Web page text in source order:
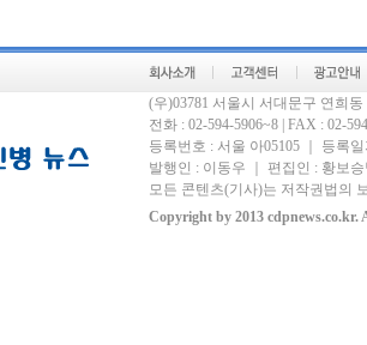
(우)03781 서울시 서대문구 연희
전화 : 02-594-5906~8 | FAX : 02-
등록번호 : 서울 아05105 ｜ 등록
발행인 : 이동우 ｜ 편집인 : 황보
모든 콘텐츠(기사)는 저작권법의
Copyright by 2013 cdpnews.co.kr.